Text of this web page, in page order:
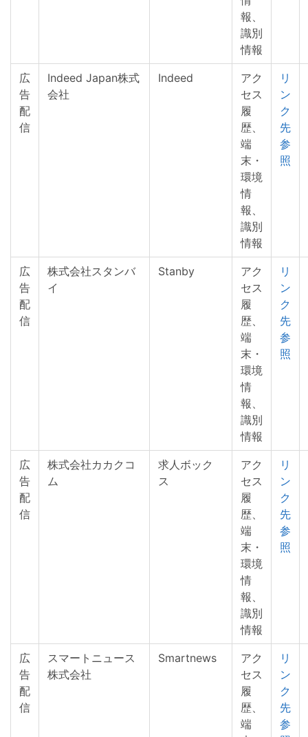
報、
識別
情報
広
告
配
信
Indeed Japan株式
会社
Indeed
アク
セス
履
歴、
端
末・
環境
情
報、
識別
情報
リ
ン
ク
先
参
照
広
告
配
信
株式会社スタンバ
イ
Stanby
アク
セス
履
歴、
端
末・
環境
情
報、
識別
情報
リ
ン
ク
先
参
照
広
告
配
信
株式会社カカクコ
ム
求人ボック
ス
アク
セス
履
歴、
端
末・
環境
情
報、
識別
情報
リ
ン
ク
先
参
照
広
告
配
信
スマートニュース
株式会社
Smartnews
アク
セス
履
歴、
端
リ
ン
ク
先
参